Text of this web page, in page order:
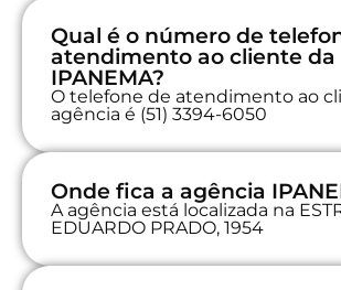
Qual é o número de
atendimento ao cliente da
IPANEMA?
O telefone de atendimento ao
agência é (51) 3394-6050
Onde fica a agência
A agência está localizada na
EDUARDO PRADO, 1954